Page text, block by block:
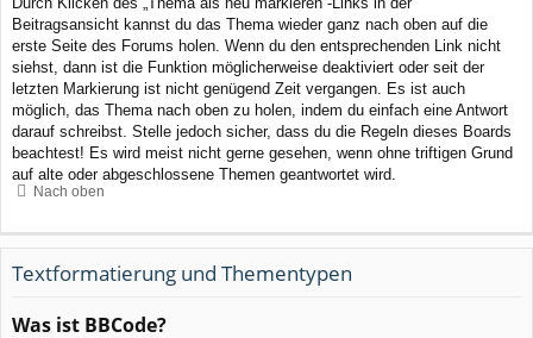
Beitragsansicht kannst du das Thema wieder ganz nach oben auf die
erste Seite des Forums holen. Wenn du den entsprechenden Link nicht
siehst, dann ist die Funktion möglicherweise deaktiviert oder seit der
letzten Markierung ist nicht genügend Zeit vergangen. Es ist auch
möglich, das Thema nach oben zu holen, indem du einfach eine Antwort
darauf schreibst. Stelle jedoch sicher, dass du die Regeln dieses Boards
beachtest! Es wird meist nicht gerne gesehen, wenn ohne triftigen Grund
auf alte oder abgeschlossene Themen geantwortet wird.
Nach oben
Textformatierung und Thementypen
Was ist BBCode?